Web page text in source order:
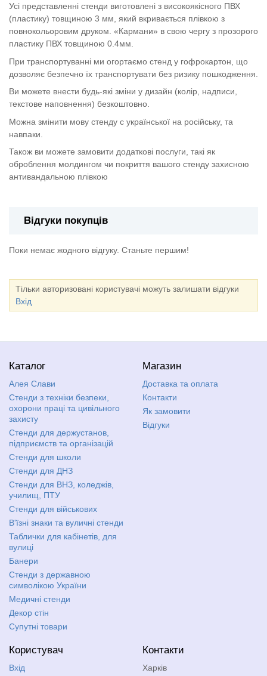
Усі представленні стенди виготовлені з високоякісного ПВХ
(пластику) товщиною 3 мм, який вкривається плівкою з
повнокольоровим друком. «Кармани» в свою чергу з прозорого
пластику ПВХ товщиною 0.4мм.
При транспортуванні ми огортаємо стенд у гофрокартон, що
дозволяє безпечно їх транспортувати без ризику пошкодження.
Ви можете внести будь-які зміни у дизайн (колір, надписи,
текстове наповнення) безкоштовно.
Можна змінити мову стенду с української на російську, та
навпаки.
Також ви можете замовити додаткові послуги, такі як
оброблення молдингом чи покриття вашого стенду захисною
антивандальною плівкою
Відгуки покупців
Поки немає жодного відгуку. Станьте першим!
Тільки авторизовані користувачі можуть залишати відгуки
Вхід
Каталог
Алея Слави
Стенди з техніки безпеки,
охорони праці та цивільного
захисту
Стенди для держустанов,
підприємств та організацій
Стенди для школи
Стенди для ДНЗ
Стенди для ВНЗ, коледжів,
училищ, ПТУ
Стенди для військових
В'їзні знаки та вуличні стенди
Таблички для кабінетів, для
вулиці
Банери
Стенди з державною
символікою України
Медичні стенди
Декор стін
Супутні товари
Магазин
Доставка та оплата
Контакти
Як замовити
Відгуки
Користувач
Вхід
Контакти
Харків